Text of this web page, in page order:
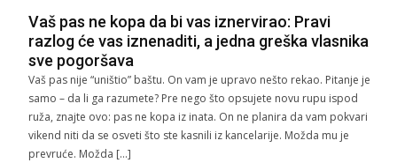
Vaš pas ne kopa da bi vas iznervirao: Pravi
razlog će vas iznenaditi, a jedna greška vlasnika
sve pogoršava
Vaš pas nije “uništio” baštu. On vam je upravo nešto rekao. Pitanje je
samo – da li ga razumete? Pre nego što opsujete novu rupu ispod
ruža, znajte ovo: pas ne kopa iz inata. On ne planira da vam pokvari
vikend niti da se osveti što ste kasnili iz kancelarije. Možda mu je
prevruće. Možda […]